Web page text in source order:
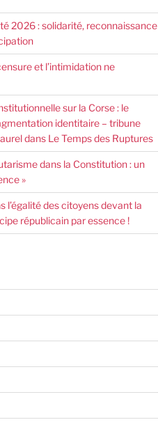
2026 : solidarité, reconnaissance
et l’intimidation ne
sur la Corse : le
identitaire – tribune
dans Le Temps des Ruptures
dans la Constitution : un
»
l’égalité des citoyens devant la
républicain par essence !